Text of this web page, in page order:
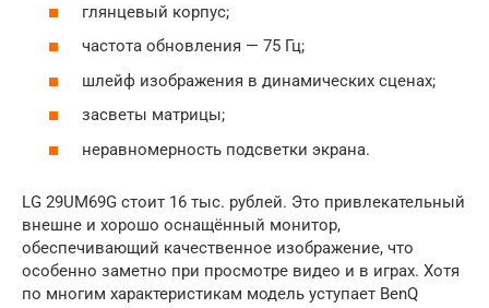
глянцевый корпус;
частота обновления — 75 Гц;
шлейф изображения в динамических сценах;
засветы матрицы;
неравномерность подсветки экрана.
LG 29UM69G стоит 16 тыс. рублей. Это привлекательный
внешне и хорошо оснащённый монитор,
обеспечивающий качественное изображение, что
особенно заметно при просмотре видео и в играх. Хотя
по многим характеристикам модель уступает BenQ